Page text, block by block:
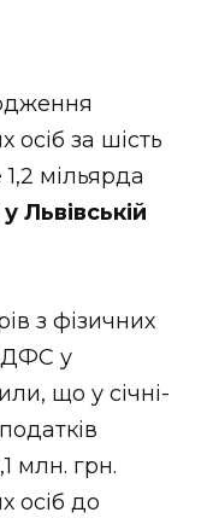
осіб за шість
мільярда
Львівській
з фізичних
ДФС у
що у січні-
млн. грн.
осіб до